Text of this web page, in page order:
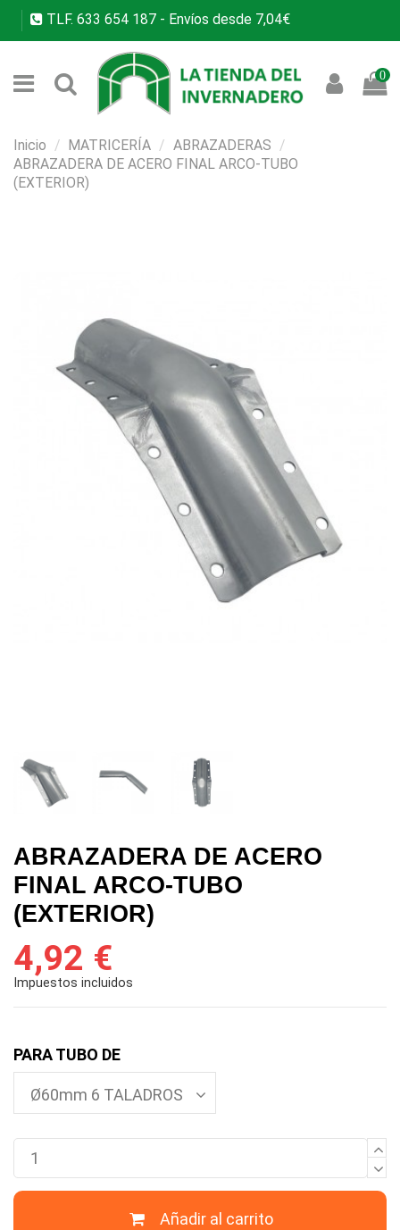
TLF. 633 654 187 - Envíos desde 7,04€
0
Inicio MATRICERÍA
ABRAZADERAS
ABRAZADERA DE ACERO FINAL ARCO-TUBO
(EXTERIOR)
ABRAZADERA DE ACERO
FINAL ARCO-TUBO
(EXTERIOR)
4,92 €
Impuestos incluidos
PARA TUBO DE
Añadir al carrito